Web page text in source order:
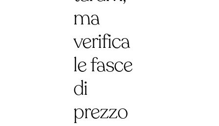
ma
verifica
le fasce
di
prezzo